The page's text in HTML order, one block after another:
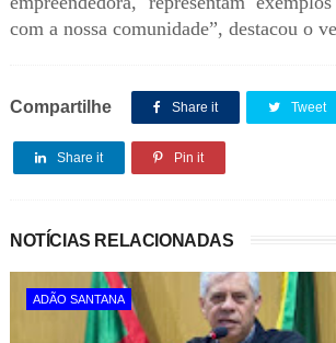
com a nossa comunidade”, destacou o
Compartilhe Share it Tweet
Share it Pin it
NOTÍCIAS RELACIONADAS
ADÃO SANTANA